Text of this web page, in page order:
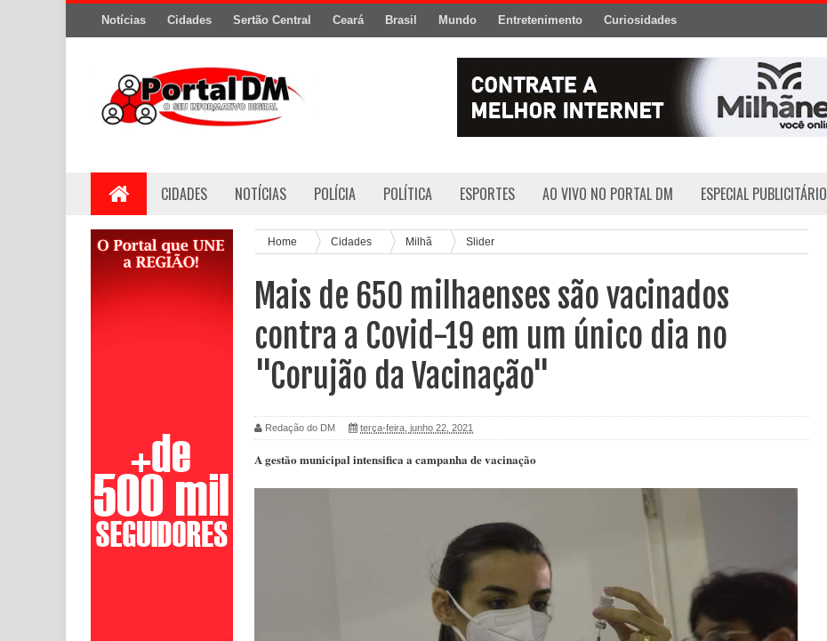
Notícias Cidades Sertão Central Ceará Brasil Mundo Entretenimento Curiosidades
CIDADES NOTÍCIAS POLÍCIA POLÍTICA ESPORTES AO VIVO NO PORTAL DM ESPECIAL PUBLICITÁRIO
Home Cidades Milhã Slider
Mais de 650 milhaenses são vacinados
contra a Covid-19 em um único dia no
"Corujão da Vacinação"
Redação do DM terça-feira, junho 22, 2021
A gestão municipal intensifica a campanha de vacinação